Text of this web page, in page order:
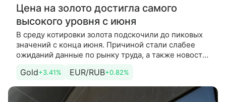
Цена на золото достигла самого
высокого уровня с июня
В среду котировки золота подскочили до пиковых
значений с конца июня. Причиной стали слабее
ожиданий данные по рынку труда, а также новости
Ормузском проливе.
Gold+3.41% EUR/RUB+0.82%